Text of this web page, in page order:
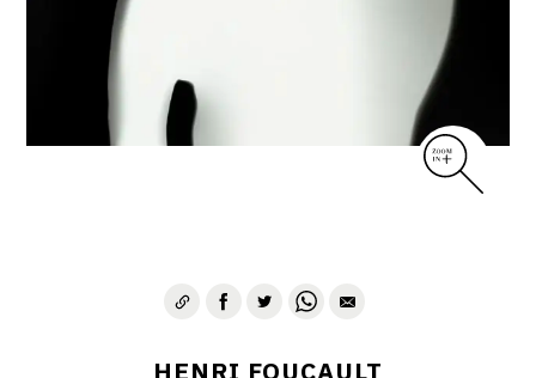
HENRI FOUCAULT